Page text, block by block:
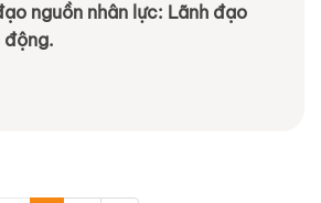
nguồn nhân lực: Lãnh đạo